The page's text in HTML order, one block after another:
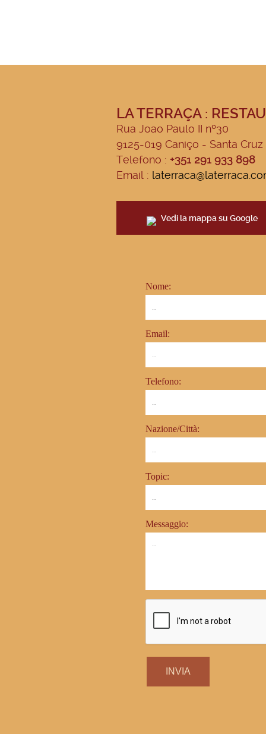
LA TERRAÇA :
Rua Joao Paulo II nº30
9125-019 Caniço - Santa
Telefono : +351 291 933 898
Email :
Vedi la mappa su Google
Nome:
Email:
Telefono:
Nazione/Città:
Topic:
Messaggio:
INVIA